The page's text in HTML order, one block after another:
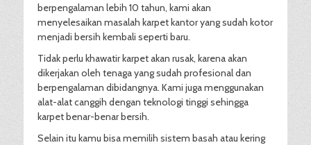
berpengalaman lebih 10 tahun, kami akan
menyelesaikan masalah karpet kantor yang sudah kotor
menjadi bersih kembali seperti baru.
Tidak perlu khawatir karpet akan rusak, karena akan
dikerjakan oleh tenaga yang sudah profesional dan
berpengalaman dibidangnya. Kami juga menggunakan
alat-alat canggih dengan teknologi tinggi sehingga
karpet benar-benar bersih.
Selain itu kamu bisa memilih sistem basah atau kering